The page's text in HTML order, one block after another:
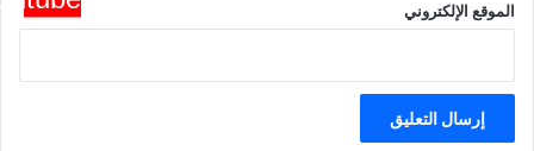
الموقع الإلكتروني